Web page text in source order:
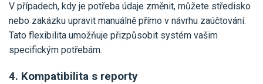
V případech, kdy je potřeba údaje změnit, můžete středisko
nebo zakázku upravit manuálně přímo v návrhu zaúčtování.
Tato flexibilita umožňuje přizpůsobit systém vašim
specifickým potřebám.
4. Kompatibilita s reporty